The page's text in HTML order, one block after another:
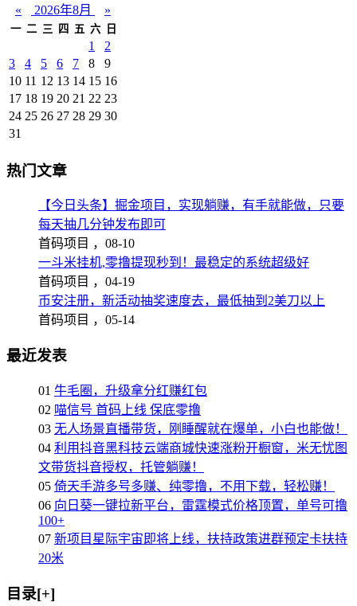
« 2026年8月 »
一 二 三 四 五 六 日
1
2
3
4 5 6 7 8
9
10 11 12 13 14 15 16
17 18 19 20 21 22 23
24 25 26 27 28 29 30
31
热门文章
【今日头条】掘金项目，实现躺赚，有手就能做，只要
每天抽几分钟发布即可
首码项目 ， 08-10
一斗米挂机,零撸提现秒到！最稳定的系统超级好
首码项目 ， 04-19
币安注册，新活动抽奖速度去，最低抽到2美刀以上
首码项目 ， 05-14
最近发表
01 牛毛圈，升级拿分红赚红包
02 喵信号 首码上线 保底零撸
03 无人场景直播带货，刚睡醒就在爆单，小白也能做！
04 利用抖音黑科技云端商城快速涨粉开橱窗，米无忧图
文带货抖音授权，托管躺赚！
05 倚天手游多号多赚、纯零撸，不用下载，轻松赚！
06 向日葵一键拉新平台，雷霆模式价格顶置，单号可撸
100+
07 新项目星际宇宙即将上线，扶持政策进群预定卡扶持
20米
目录[+]